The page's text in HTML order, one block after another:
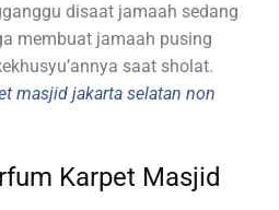
disaat jamaah sedang
membuat jamaah pusing
saat sholat.
masjid jakarta selatan non
Karpet Masjid